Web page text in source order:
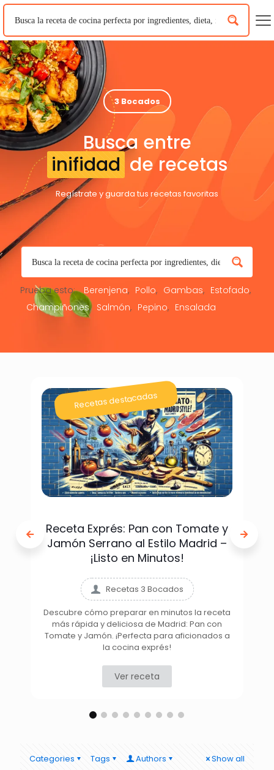
3 Bocados
Busca entre
inifidad de recetas
Regístrate y guarda tus recetas favoritas
Prueba esto: Berenjena Pollo Gambas
Estofado
Champiñones
Salmón Pepino Ensalada
Recetas destacadas
Receta Exprés: Pan con Tomate y
Jamón Serrano al Estilo Madrid –
¡Listo en Minutos!
Recetas 3 Bocados
Descubre cómo preparar en minutos la receta
más rápida y deliciosa de Madrid: Pan con
Tomate y Jamón. ¡Perfecta para aficionados a
la cocina exprés!
Ver receta
Categories Tags Authors Show all